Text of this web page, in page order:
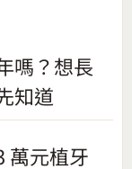
嗎？想長
知道
萬元植牙